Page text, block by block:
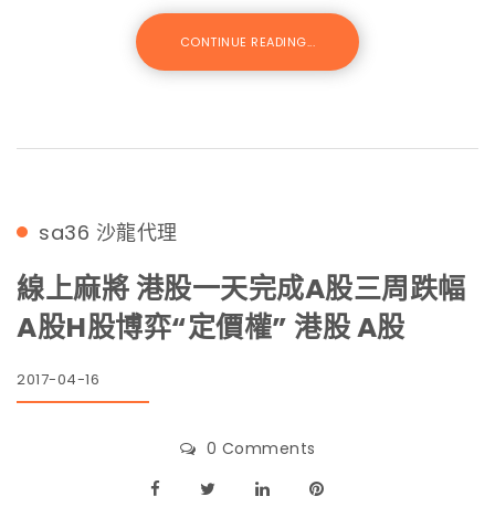
CONTINUE READING...
sa36 沙龍代理
線上麻將 港股一天完成A股三周跌幅
A股H股博弈“定價權” 港股 A股
2017-04-16
0 Comments